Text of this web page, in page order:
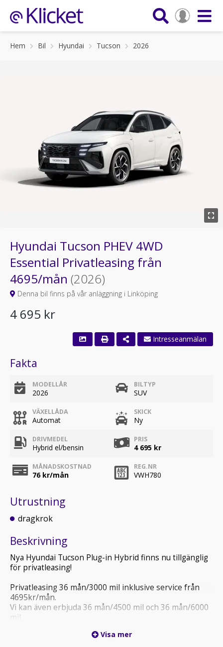
Hem Bil Hyundai Tucson 2026
Hyundai Tucson PHEV 4WD
Essential Privatleasing från
4695/mån (2026)
Denna bil finns på vår anläggning i Linköping
4 695 kr
Intresseanmälan
Fakta
MODELLÅR
2026
BILTYP
SUV
VÄXELLÅDA
Automat
SKICK
Ny
DRIVMEDEL
Hybrid el/bensin
PRIS
4 695 kr
MÅNADSKOSTNAD
76kr/mån
REG.NR
VWH780
Utrustning
dragkrok
Beskrivning
Nya Hyundai Tucson Plug-in Hybrid finns nu tillgänglig
för privatleasing!
Privatleasing 36 mån/3000 mil inklusive service från
4695kr/mån.
Vi kan även erbjuda 36 mån/4500 mil och 36 mån/6000
mil.
Det går självklart att lägga till; Metalliclack, vinterhjul
Visa mer